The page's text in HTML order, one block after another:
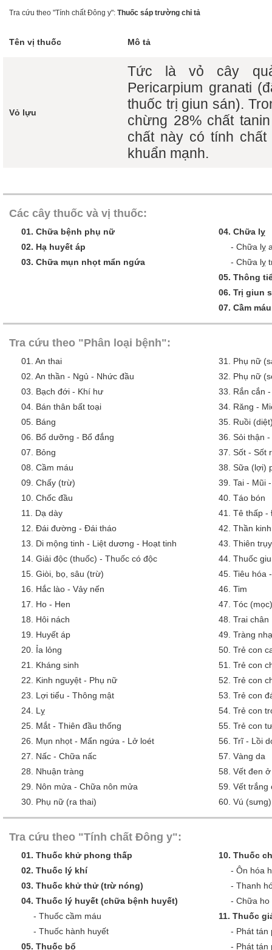
Tra cứu theo "Tính chất Đông y": Thuốc sáp trường chỉ tả
Tên vị thuốc Mô tả
Vỏ lựu
Tức là vỏ cây
Pericarpium granati
thuốc trị giun sán).
chừng 28% chất
chất này có tính
khuẩn mạnh.
Các cây thuốc và vị thuốc:
01. Chữa bệnh phụ nữ
02. Hạ huyết áp
03. Chữa mụn nhọt mẩn ngứa
04. Chữa lỵ
- Chữa lỵ
- Chữa lỵ
05. Thông
06. Trị giun
07. Cầm máu
Tra cứu theo "Phân loại bệnh":
01. An thai
02. An thần - Ngủ - Nhức đầu
03. Bạch đới - Khí hư
04. Bán thân bất toại
05. Báng
06. Bổ dưỡng - Bổ đắng
07. Bỏng
08. Cầm máu
09. Chấy (trừ)
10. Chốc đầu
11. Dạ dày
12. Đái đường - Đái tháo
13. Di mộng tinh - Liệt dương - Hoạt tinh
14. Giải độc (thuốc) - Thuốc có độc
15. Giòi, bọ, sâu (trừ)
16. Hắc lào - Vảy nến
17. Ho - Hen
18. Hôi nách
19. Huyết áp
20. Ỉa lỏng
21. Kháng sinh
22. Kinh nguyệt - Phụ nữ
23. Lợi tiểu - Thông mật
24. Lỵ
25. Mắt - Thiên đầu thống
26. Mụn nhọt - Mẩn ngứa - Lở loét
27. Nấc - Chữa nấc
28. Nhuận tràng
29. Nôn mửa - Chữa nôn mửa
30. Phụ nữ (ra thai)
31. Phụ nữ
32. Phụ nữ
33. Rắn cắn
34. Răng -
35. Ruồi
36. Sỏi thận
37. Sốt - Sốt
38. Sữa (lợi)
39. Tai - Mũi
40. Táo bón
41. Tê thấp -
42. Thần
43. Thiên trụy
44. Thuốc
45. Tiêu hóa
46. Tim
47. Tóc
48. Trai chân
49. Tràng
50. Trẻ con
51. Trẻ con
52. Trẻ con
53. Trẻ con
54. Trẻ con
55. Trẻ con
56. Trĩ - Lồi
57. Vàng da
58. Vết đen
59. Vết trắng
60. Vú
Tra cứu theo "Tính chất Đông y":
01. Thuốc khử phong thấp
02. Thuốc lý khí
03. Thuốc khử thử (trừ nóng)
04. Thuốc lý huyết (chữa bệnh huyết)
- Thuốc cầm máu
- Thuốc hành huyết
05. Thuốc bổ
10. Thuốc
- Ôn hóa
- Thanh
- Chữa ho
11. Thuốc
- Phát tán
- Phát tán